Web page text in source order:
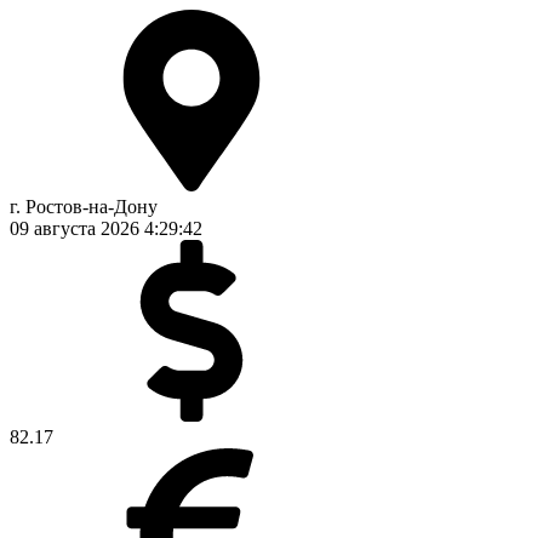
г. Ростов-на-Дону
09 августа 2026 4:29:43
82.17